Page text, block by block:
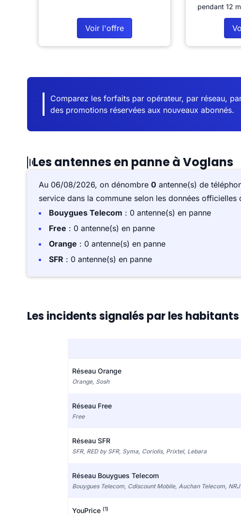
Voir l'offre
pendant 12
Comparez les forfaits par opérateur, par réseau,
des promotions réservées aux nouveaux abonnés.
Les antennes en panne à Voglans
Au 06/08/2026, on dénombre 0 antenne(s) de
service dans la commune selon les données officielles
Bouygues Telecom : 0 antenne(s) en panne
Free : 0 antenne(s) en panne
Orange : 0 antenne(s) en panne
SFR : 0 antenne(s) en panne
Les incidents signalés par les
Réseau Orange
Orange, Sosh
Réseau Free
Free
Réseau SFR
SFR, RED by SFR, Syma, Coriolis, Prixtel, Lebara
Réseau Bouygues Telecom
Bouygues Telecom, Cdiscount Mobile, Auchan Telecom,
YouPrice (1)